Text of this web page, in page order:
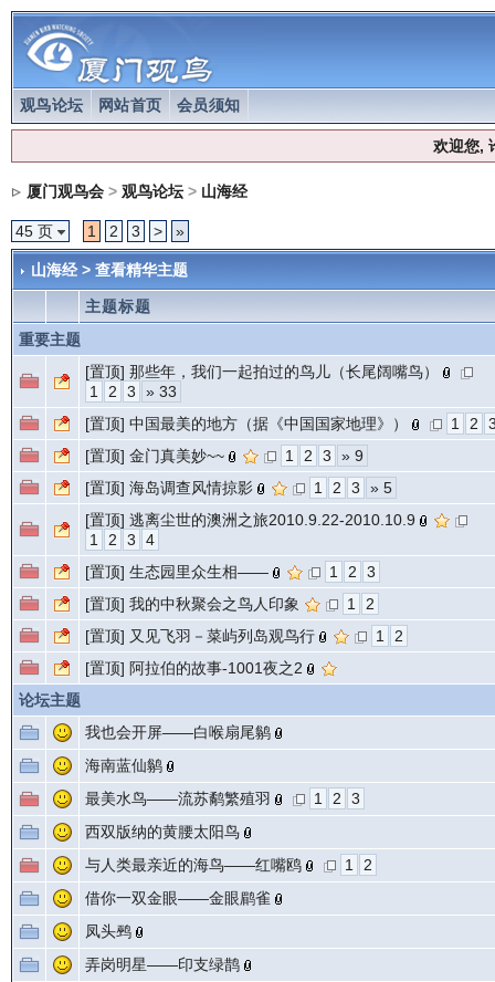
观鸟论坛 网站首页 会员须知
欢迎您,
厦门观鸟会> 观鸟论坛> 山海经
45 页 1 2 3 > »
山海经 > 查看精华主题
主题标题
重要主题
[置顶] 那些年，我们一起拍过的鸟儿（长尾阔嘴鸟）
1
2 3
» 33
[置顶] 中国最美的地方（据《中国国家地理》） 1 2
[置顶] 金门真美妙~~ 1 2 3
» 9
[置顶] 海岛调查风情掠影 1 2 3
» 5
[置顶] 逃离尘世的澳洲之旅2010.9.22-2010.10.9
1 2 3
4
[置顶] 生态园里众生相—— 1 2
3
[置顶] 我的中秋聚会之鸟人印象 1
2
[置顶] 又见飞羽－菜屿列岛观鸟行 1
2
[置顶] 阿拉伯的故事-1001夜之2
论坛主题
我也会开屏——白喉扇尾鹟
海南蓝仙鹟
最美水鸟——流苏鹬繁殖羽
1 2
3
西双版纳的黄腰太阳鸟
与人类最亲近的海鸟——红嘴鸥
1
2
借你一双金眼——金眼鹛雀
凤头鹀
弄岗明星——印支绿鹊